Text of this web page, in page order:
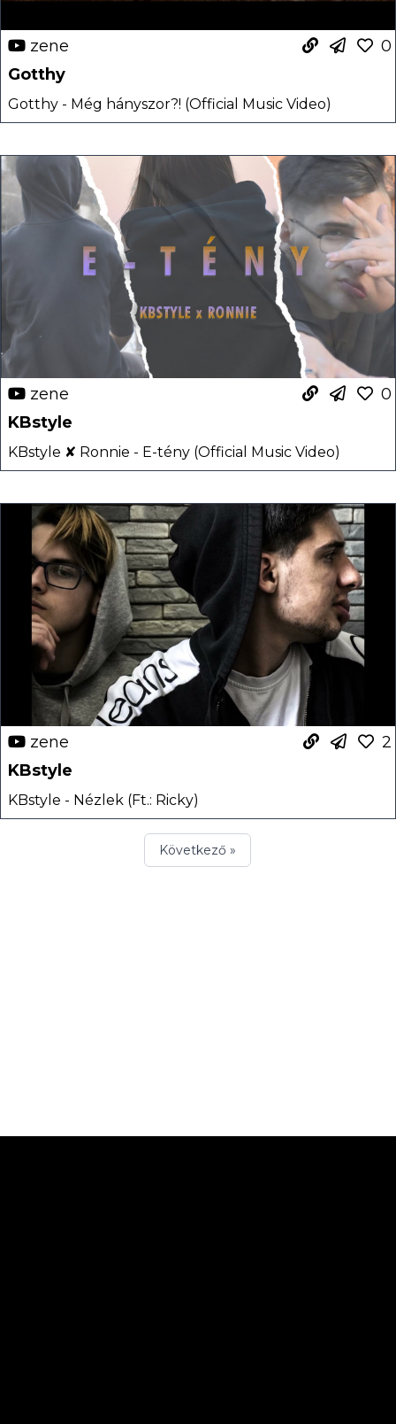
zene
0
Gotthy
Gotthy - Még hányszor?! (Official Music Video)
zene
0
KBstyle
KBstyle ✘ Ronnie - E-tény (Official Music Video)
zene
2
KBstyle
KBstyle - Nézlek (Ft.: Ricky)
Következő »